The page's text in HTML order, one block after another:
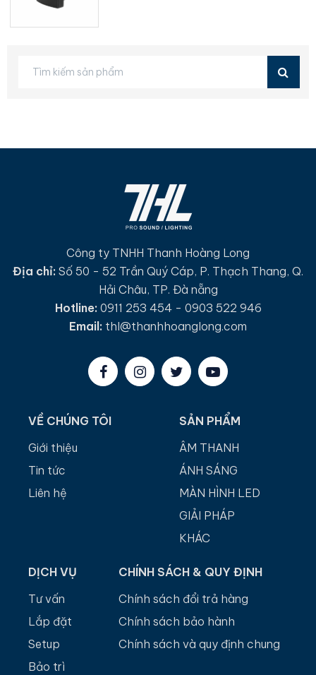
Công ty TNHH Thanh Hoàng Long
Địa chỉ: Số 50 - 52 Trần Quý Cáp, P. Thạch Thang, Q.
Hải Châu, TP. Đà nẵng
Hotline: 0911 253 454 - 0903 522 946
Email: thl@thanhhoanglong.com
VỀ CHÚNG TÔI
Giới thiệu
Tin tức
Liên hệ
SẢN PHẨM
ÂM THANH
ÁNH SÁNG
MÀN HÌNH LED
GIẢI PHÁP
KHÁC
DỊCH VỤ
Tư vấn
Lắp đặt
Setup
Bảo trì
CHÍNH SÁCH & QUY ĐỊNH
Chính sách đổi trả hàng
Chính sách bảo hành
Chính sách và quy định chung